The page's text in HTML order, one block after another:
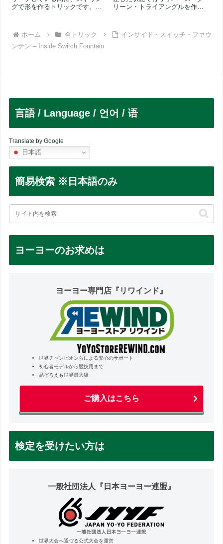
グで形を作るトリックです。あ
リーン・トライアングルを作る
ホーム
全トリック
インサイド・スイッチ・ファウ
ンテン – Inside Switch Fountain
言語 / Language / 언어 / 语
Translate by Google
日本語
簡易検索 ※日本語のみ
ヨーヨーのお求めは
ヨーヨー専門店『リワインド』
世界チャンピオンらによる安心のサポート
初心者モデルから競技用まで
品ぞろえも世界最大級
ご購入はこちら
検定を受けたい方は
一般社団法人『日本ヨーヨー連盟』
世界大会へ通づる公式大会を運営